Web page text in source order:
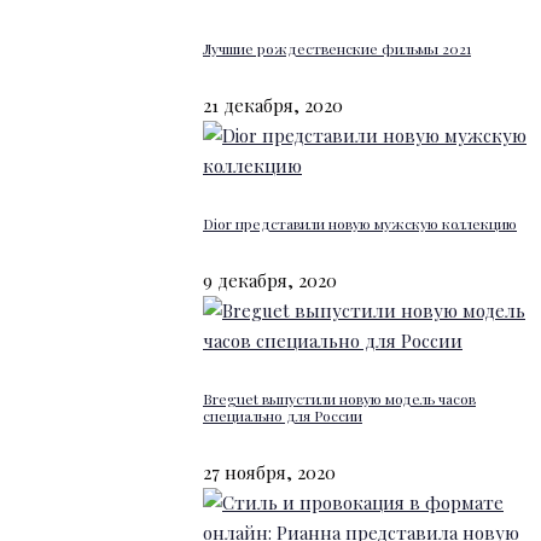
Лучшие рождественские фильмы 2021
21 декабря, 2020
Dior представили новую мужскую коллекцию
9 декабря, 2020
Breguet выпустили новую модель часов
специально для России
27 ноября, 2020